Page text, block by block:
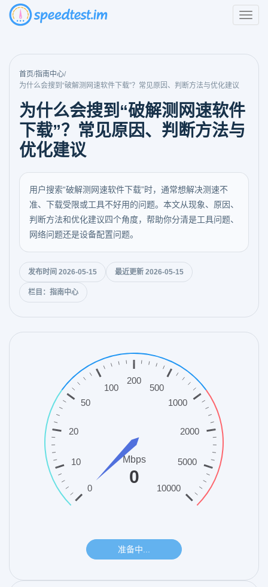
首页/指南中心/
为什么会搜到“破解测网速软件下载”？常见原因、判断方法与优化建议
为什么会搜到“破解测网速软件
下载”？常见原因、判断方法与
优化建议
用户搜索“破解测网速软件下载”时，通常想解决测速不
准、下载受限或工具不好用的问题。本文从现象、原因、
判断方法和优化建议四个角度，帮助你分清是工具问题、
网络问题还是设备配置问题。
发布时间 2026-05-15 最近更新 2026-05-15
栏目：指南中心